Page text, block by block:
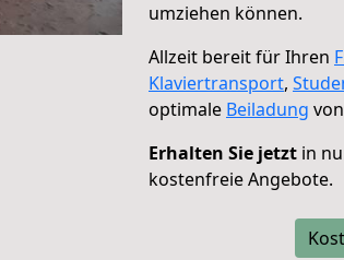
umziehen können.
Allzeit bereit für Ihren
Klaviertransport,
optimale Beiladung
Erhalten Sie jetzt in
kostenfreie Angebote.